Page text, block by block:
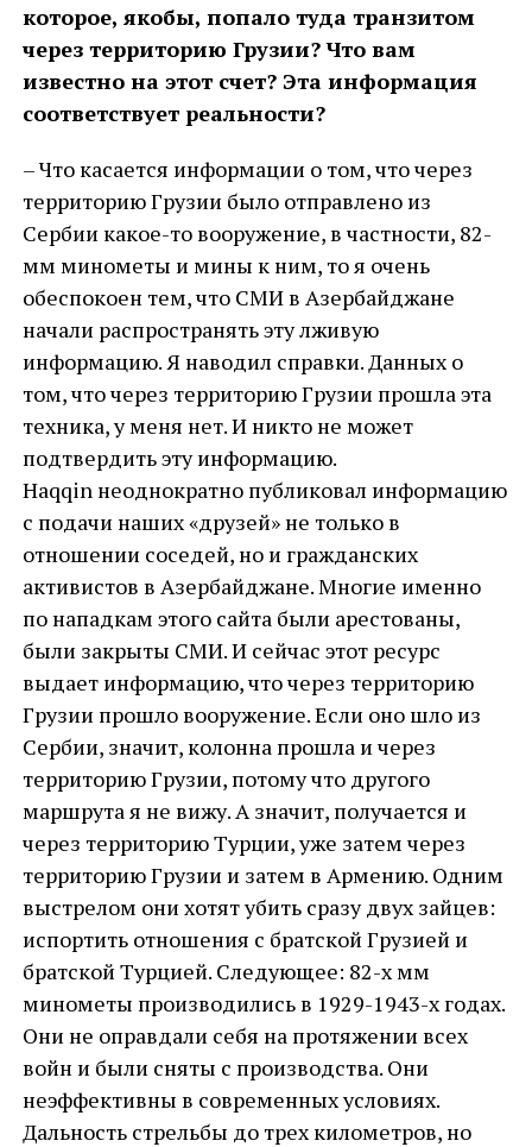
которое, якобы, попало туда транзитом
через территорию Грузии? Что вам
известно на этот счет? Эта информация
соответствует реальности?
– Что касается информации о том, что через
территорию Грузии было отправлено из
Сербии какое-то вооружение, в частности, 82-
мм минометы и мины к ним, то я очень
обеспокоен тем, что СМИ в Азербайджане
начали распространять эту лживую
информацию. Я наводил справки. Данных о
том, что через территорию Грузии прошла эта
техника, у меня нет. И никто не может
подтвердить эту информацию.
Haqqin неоднократно публиковал информацию
с подачи наших «друзей» не только в
отношении соседей, но и гражданских
активистов в Азербайджане. Многие именно
по нападкам этого сайта были арестованы,
были закрыты СМИ. И сейчас этот ресурс
выдает информацию, что через территорию
Грузии прошло вооружение. Если оно шло из
Сербии, значит, колонна прошла и через
территорию Грузии, потому что другого
маршрута я не вижу. А значит, получается и
через территорию Турции, уже затем через
территорию Грузии и затем в Армению. Одним
выстрелом они хотят убить сразу двух зайцев:
испортить отношения с братской Грузией и
братской Турцией. Следующее: 82-х мм
минометы производились в 1929-1943-х годах.
Они не оправдали себя на протяжении всех
войн и были сняты с производства. Они
неэффективны в современных условиях.
Дальность стрельбы до трех километров, но